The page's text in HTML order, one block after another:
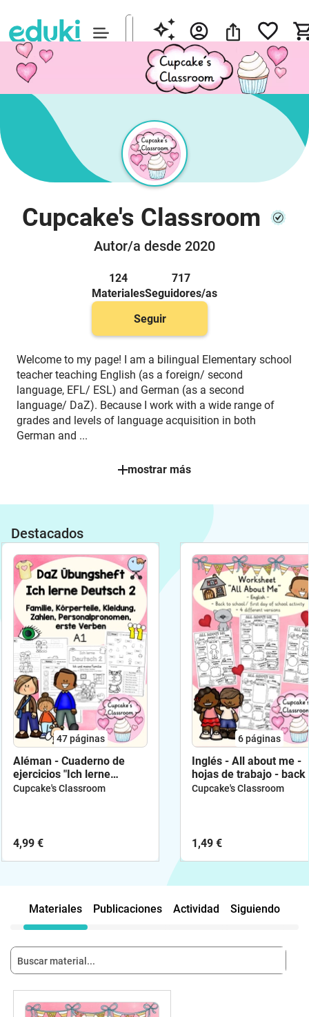
Cupcake's Classroom
Autor/a desde 2020
124
Materiales
717
Seguidores/as
Seguir
Welcome to my page! I am a bilingual Elementary school
teacher teaching English (as a foreign/ second
language, EFL/ ESL) and German (as a second
language/ DaZ). Because I work with a wide range of
grades and levels of language acquisition in both
German and ...
mostrar más
Destacados
47páginas
Aléman - Cuaderno de
ejercicios "Ich lerne
Deutsch 2" - cuerpo,
Cupcake's Classroom
4,99 €
6páginas
Inglés - All about me -
hojas de trabajo - back
school
Cupcake's Classroom
1,49 €
Materiales Publicaciones Actividad Siguiendo